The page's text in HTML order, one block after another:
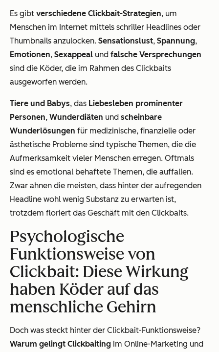
Es gibt verschiedene Clickbait-Strategien, um
Menschen im Internet mittels schriller Headlines oder
Thumbnails anzulocken. Sensationslust, Spannung,
Emotionen, Sexappeal und falsche Versprechungen
sind die Köder, die im Rahmen des Clickbaits
ausgeworfen werden.
Tiere und Babys, das Liebesleben prominenter
Personen, Wunderdiäten und scheinbare
Wunderlösungen für medizinische, finanzielle oder
ästhetische Probleme sind typische Themen, die die
Aufmerksamkeit vieler Menschen erregen. Oftmals
sind es emotional behaftete Themen, die auffallen.
Zwar ahnen die meisten, dass hinter der aufregenden
Headline wohl wenig Substanz zu erwarten ist,
trotzdem floriert das Geschäft mit den Clickbaits.
Psychologische
Funktionsweise von
Clickbait: Diese Wirkung
haben Köder auf das
menschliche Gehirn
Doch was steckt hinter der Clickbait-Funktionsweise?
Warum gelingt Clickbaiting im Online-Marketing und